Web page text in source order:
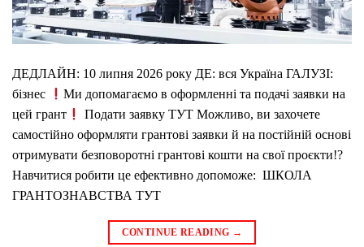
ДЕДЛАЙН: 10 липня 2026 року ДЕ: вся Україна ГАЛУЗІ:
бізнес
Ми допомагаємо в оформленні та подачі заявки на
цей грант
Подати заявку ТУТ Можливо, ви захочете
самостійно оформляти грантові заявки й на постійній основі
отримувати безповоротні грантові кошти на свої проєкти!?
Навчитися робити це ефективно допоможе: ШКОЛА
ГРАНТОЗНАВСТВА ТУТ
CONTINUE READING →